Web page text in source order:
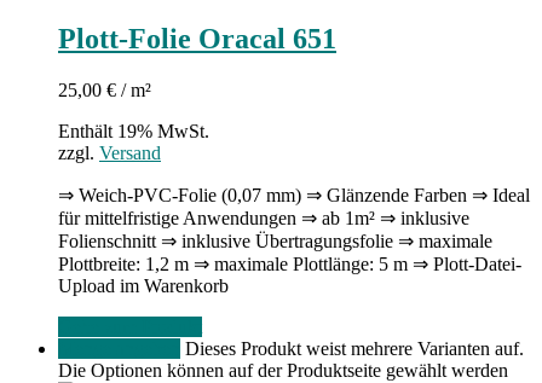
Plott-Folie Oracal 651
25,00 € / m²
Enthält 19% MwSt.
zzgl. Versand
⇒ Weich-PVC-Folie (0,07 mm) ⇒ Glänzende Farben ⇒ Ideal
für mittelfristige Anwendungen ⇒ ab 1m² ⇒ inklusive
Folienschnitt ⇒ inklusive Übertragungsfolie ⇒ maximale
Plottbreite: 1,2 m ⇒ maximale Plottlänge: 5 m ⇒ Plott-Datei-
Upload im Warenkorb
Dieses Produkt weist mehrere Varianten auf.
Die Optionen können auf der Produktseite gewählt werden